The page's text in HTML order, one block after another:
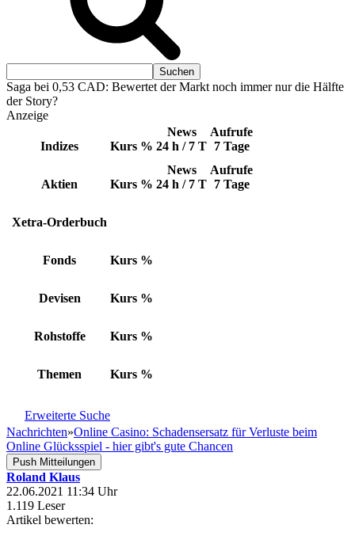
Saga bei 0,53 CAD: Bewertet der Markt noch immer nur die Hälfte
der Story?
Anzeige
Indizes Kurs %
News
24 h / 7 T
Aufrufe
7 Tage
Aktien Kurs %
News
24 h / 7 T
Aufrufe
7 Tage
Xetra-Orderbuch
Fonds Kurs %
Devisen Kurs %
Rohstoffe Kurs %
Themen Kurs %
Erweiterte Suche
Nachrichten»Online Casino: Schadensersatz für Verluste beim
Online Glücksspiel - hier gibt's gute Chancen
Push Mitteilungen
Roland Klaus
22.06.2021 11:34 Uhr
1.119 Leser
Artikel bewerten: